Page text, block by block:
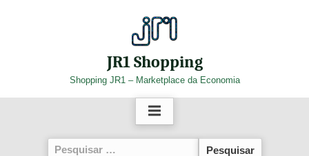
JR1 Shopping
Shopping JR1 – Marketplace da Economia
Pesquisar